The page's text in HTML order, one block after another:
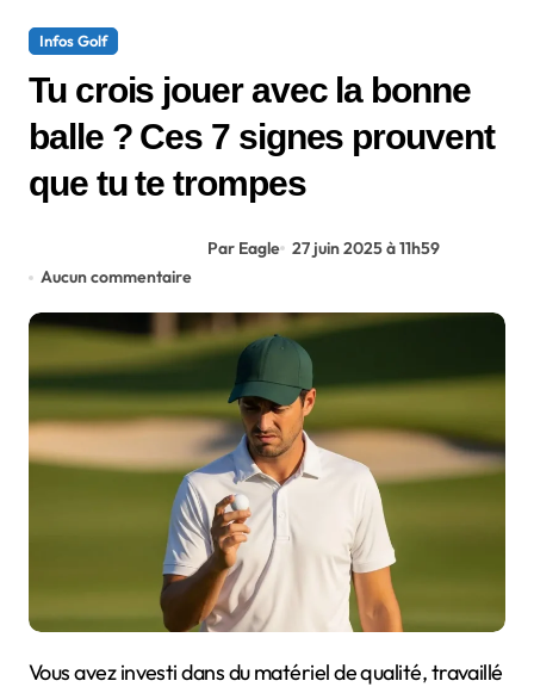
Infos Golf
Tu crois jouer avec la bonne
balle ? Ces 7 signes prouvent
que tu te trompes
Par Eagle 27 juin 2025 à 11h59
Aucun commentaire
Vous avez investi dans du matériel de qualité, travaillé